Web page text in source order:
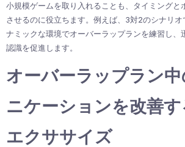
小規模ゲームを取り入れることも、タイミングと
させるのに役立ちます。例えば、3対2のシナリオ
ナミックな環境でオーバーラップランを練習し、
認識を促進します。
オーバーラップラン
ニケーションを改善
エクササイズ